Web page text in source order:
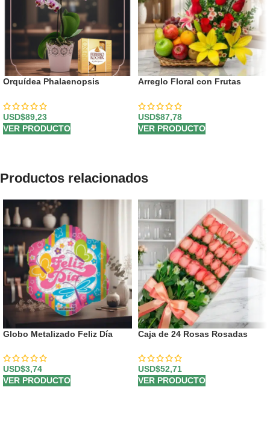
Orquídea Phalaenopsis
en un Regalo Perfecto 🌿
USD$89,23
VER PRODUCTO
Arreglo Floral con Frutas
USD$87,78
VER PRODUCTO
Productos relacionados
Globo Metalizado Feliz Día
USD$3,74
VER PRODUCTO
Caja de 24 Rosas Rosadas
USD$52,71
VER PRODUCTO